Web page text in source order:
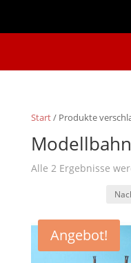
Start/ Produkte
Alle 2 Ergebnisse
Angebot!